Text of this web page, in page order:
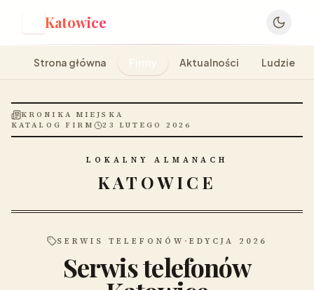
Katowice
Strona główna Firmy Aktualności Ludzie
KRONIKA MIEJSKA
KATALOG FIRM
23 LUTEGO 2026
LOKALNY ALMANACH
KATOWICE
SERWIS TELEFONÓW · EDYCJA 2026
Serwis telefonów